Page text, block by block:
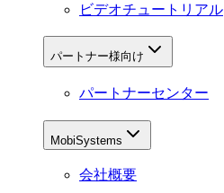
ビデオチュートリアル
パートナー様向け
パートナーセンター
MobiSystems
会社概要